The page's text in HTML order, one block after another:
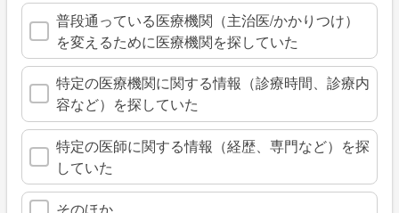
普段通っている医療機関（主治医/かかりつけ）
を変えるために医療機関を探していた
特定の医療機関に関する情報（診療時間、診療内
容など）を探していた
特定の医師に関する情報（経歴、専門など）を探
していた
そのほか